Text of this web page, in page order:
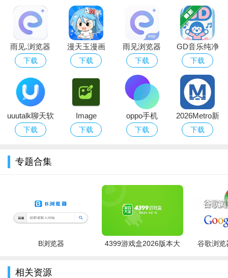
雨见.浏览器
内核版app下
下载
漫天玉漫画
app免费下载
新版
下载
雨见浏览器
app安卓手机
版
下载
GD音乐纯净
无广告播放器
下载
uuutalk聊天软
件官方下载最
下载
Image
Toolbox图片
下载
oppo手机
breeno指令插
下载
2026Metro新
时代app安卓
下载
专题合集
B浏览器
4399游戏盒2026版本大
谷歌浏览
相关资源